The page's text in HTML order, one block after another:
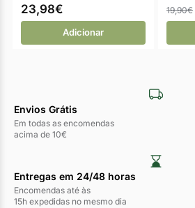
23,98€
Adicionar
19,90€
Envios Grátis
Em todas as encomendas
acima de 10€
Entregas em 24/48 horas​
Encomendas até às
15h expedidas no mesmo dia